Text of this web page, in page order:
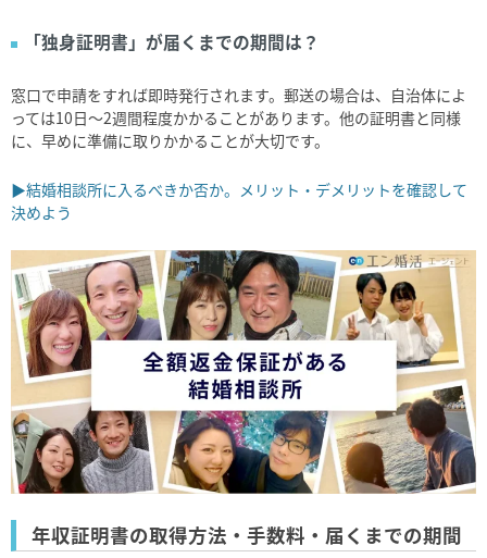
「独身証明書」が届くまでの期間は？
窓口で申請をすれば即時発行されます。郵送の場合は、自治体によ
っては10日～2週間程度かかることがあります。他の証明書と同様
に、早めに準備に取りかかることが大切です。
▶結婚相談所に入るべきか否か。メリット・デメリットを確認して
決めよう
年収証明書の取得方法・手数料・届くまでの期間